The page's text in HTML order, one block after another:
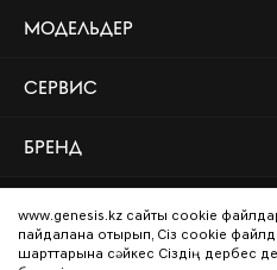
МОДЕЛЬДЕР
СЕРВИС
БРЕНД
Кері
Дилер
www.genesis.kz сайты cookie
пайдалана отырып, Сіз cookie
шарттарына сәйкес Сіздің дербес